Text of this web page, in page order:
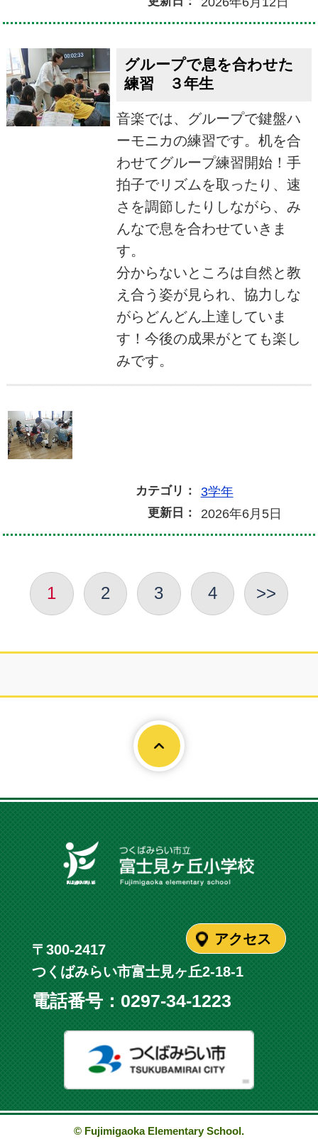
グループで息を合わせた
練習 ３年生
音楽では、グループで鍵盤ハ
ーモニカの練習です。机を合
わせてグループ練習開始！手
拍子でリズムを取ったり、速
さを調節したりしながら、み
んなで息を合わせていきま
す。
分からないところは自然と教
え合う姿が見られ、協力しな
がらどんどん上達していま
す！今後の成果がとても楽し
みです。
カテゴリ： 3学年
更新日： 2026年6月5日
1 2 3 4 >>
〒300-2417
つくばみらい市富士見ヶ丘2-18-1
アクセス
電話番号：0297-34-1223
つくばみ
© Fujimigaoka Elementary School.